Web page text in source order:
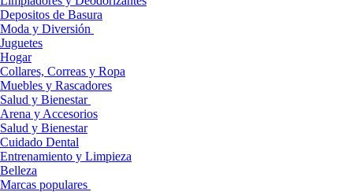
Depositos de Basura
Moda y Diversión
Juguetes
Hogar
Collares, Correas y Ropa
Muebles y Rascadores
Salud y Bienestar
Arena y Accesorios
Salud y Bienestar
Cuidado Dental
Entrenamiento y Limpieza
Belleza
Marcas populares